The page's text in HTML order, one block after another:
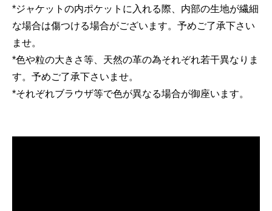
*ジャケットの内ポケットに入れる際、内部の生地が繊細
な場合は傷つける場合がございます。予めご了承下さい
ませ。
*色や粒の大きさ等、天然の革の為それぞれ若干異なりま
す。予めご了承下さいませ。
*それぞれブラウザ等で色が異なる場合が御座います。